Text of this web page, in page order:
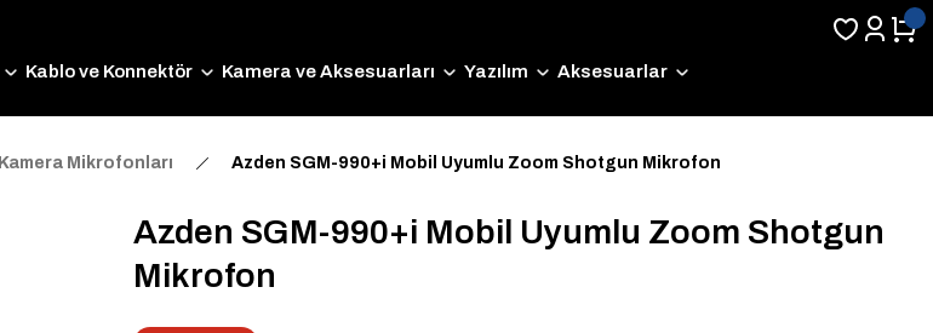
Kablo ve Konnektör Kamera ve Aksesuarları Yazılım Aksesuarlar
Kamera Mikrofonları Azden SGM-990+i Mobil Uyumlu Zoom Shotgun Mikrofon
Azden SGM-990+i Mobil Uyumlu Zoom Shotgun
Mikrofon